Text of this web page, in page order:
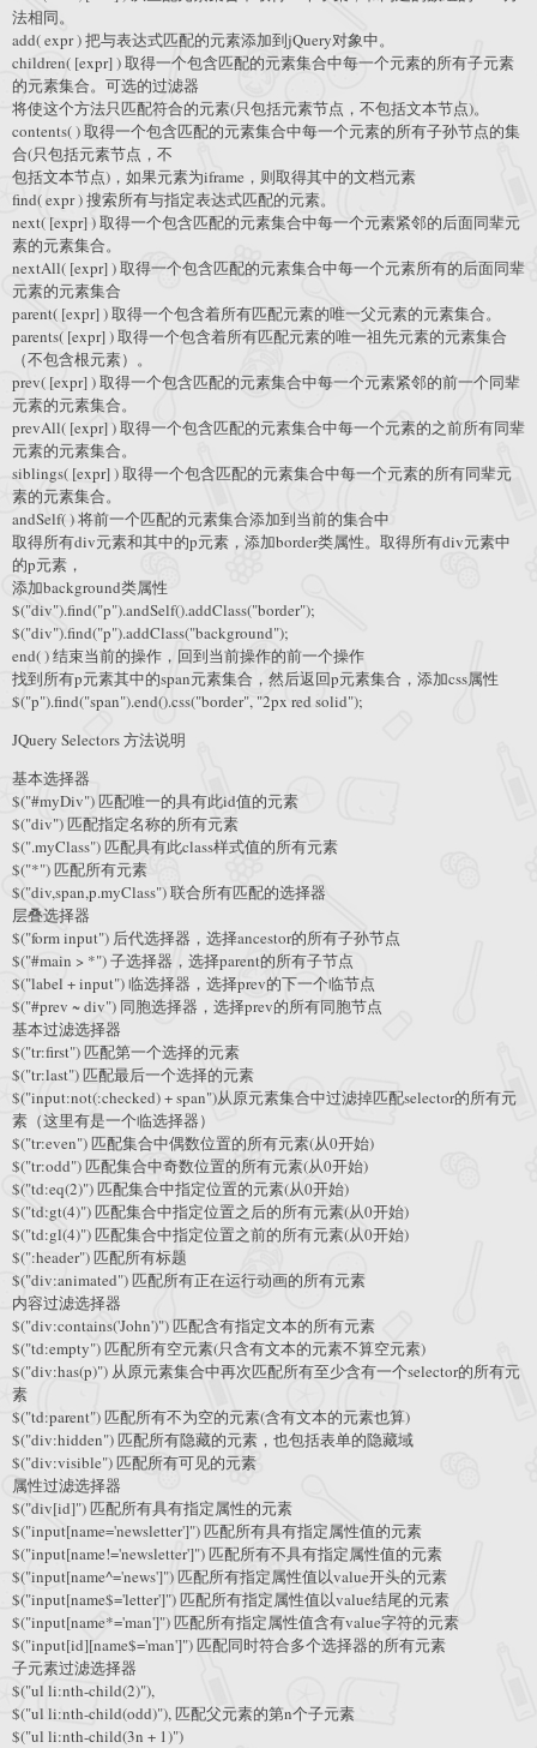
法相同。
add( expr ) 把与表达式匹配的元素添加到jQuery对象中。
children( [expr] ) 取得一个包含匹配的元素集合中每一个元素的所有子元素
的元素集合。可选的过滤器
将使这个方法只匹配符合的元素(只包括元素节点，不包括文本节点)。
contents( ) 取得一个包含匹配的元素集合中每一个元素的所有子孙节点的集
合(只包括元素节点，不
包括文本节点)，如果元素为iframe，则取得其中的文档元素
find( expr ) 搜索所有与指定表达式匹配的元素。
next( [expr] ) 取得一个包含匹配的元素集合中每一个元素紧邻的后面同辈元
素的元素集合。
nextAll( [expr] ) 取得一个包含匹配的元素集合中每一个元素所有的后面同辈
元素的元素集合
parent( [expr] ) 取得一个包含着所有匹配元素的唯一父元素的元素集合。
parents( [expr] ) 取得一个包含着所有匹配元素的唯一祖先元素的元素集合
（不包含根元素）。
prev( [expr] ) 取得一个包含匹配的元素集合中每一个元素紧邻的前一个同辈
元素的元素集合。
prevAll( [expr] ) 取得一个包含匹配的元素集合中每一个元素的之前所有同辈
元素的元素集合。
siblings( [expr] ) 取得一个包含匹配的元素集合中每一个元素的所有同辈元
素的元素集合。
andSelf( ) 将前一个匹配的元素集合添加到当前的集合中
取得所有div元素和其中的p元素，添加border类属性。取得所有div元素中
的p元素，
添加background类属性
$("div").find("p").andSelf().addClass("border");
$("div").find("p").addClass("background");
end( ) 结束当前的操作，回到当前操作的前一个操作
找到所有p元素其中的span元素集合，然后返回p元素集合，添加css属性
$("p").find("span").end().css("border", "2px red solid");
JQuery Selectors 方法说明
基本选择器
$("#myDiv") 匹配唯一的具有此id值的元素
$("div") 匹配指定名称的所有元素
$(".myClass") 匹配具有此class样式值的所有元素
$("*") 匹配所有元素
$("div,span,p.myClass") 联合所有匹配的选择器
层叠选择器
$("form input") 后代选择器，选择ancestor的所有子孙节点
$("#main > *") 子选择器，选择parent的所有子节点
$("label + input") 临选择器，选择prev的下一个临节点
$("#prev ~ div") 同胞选择器，选择prev的所有同胞节点
基本过滤选择器
$("tr:first") 匹配第一个选择的元素
$("tr:last") 匹配最后一个选择的元素
$("input:not(:checked) + span")从原元素集合中过滤掉匹配selector的所有元
素（这里有是一个临选择器）
$("tr:even") 匹配集合中偶数位置的所有元素(从0开始)
$("tr:odd") 匹配集合中奇数位置的所有元素(从0开始)
$("td:eq(2)") 匹配集合中指定位置的元素(从0开始)
$("td:gt(4)") 匹配集合中指定位置之后的所有元素(从0开始)
$("td:gl(4)") 匹配集合中指定位置之前的所有元素(从0开始)
$(":header") 匹配所有标题
$("div:animated") 匹配所有正在运行动画的所有元素
内容过滤选择器
$("div:contains('John')") 匹配含有指定文本的所有元素
$("td:empty") 匹配所有空元素(只含有文本的元素不算空元素)
$("div:has(p)") 从原元素集合中再次匹配所有至少含有一个selector的所有元
素
$("td:parent") 匹配所有不为空的元素(含有文本的元素也算)
$("div:hidden") 匹配所有隐藏的元素，也包括表单的隐藏域
$("div:visible") 匹配所有可见的元素
属性过滤选择器
$("div[id]") 匹配所有具有指定属性的元素
$("input[name='newsletter']") 匹配所有具有指定属性值的元素
$("input[name!='newsletter']") 匹配所有不具有指定属性值的元素
$("input[name^='news']") 匹配所有指定属性值以value开头的元素
$("input[name$='letter']") 匹配所有指定属性值以value结尾的元素
$("input[name*='man']") 匹配所有指定属性值含有value字符的元素
$("input[id][name$='man']") 匹配同时符合多个选择器的所有元素
子元素过滤选择器
$("ul li:nth-child(2)"),
$("ul li:nth-child(odd)"), 匹配父元素的第n个子元素
$("ul li:nth-child(3n + 1)")